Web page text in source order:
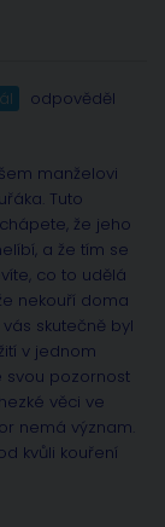
odpověděl
manželovi
Tuto
že jeho
a že tím se
co to udělá
nekouří doma
skutečně byl
v jednom
svou pozornost
věci ve
nemá význam.
kvůli kouření